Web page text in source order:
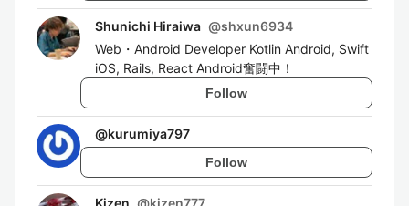
Shunichi Hiraiwa @shxun6934
Web・Android Developer Kotlin Android, Swift
iOS, Rails, React Android奮闘中！
Follow
@kurumiya797
Follow
Kizen @kizen777